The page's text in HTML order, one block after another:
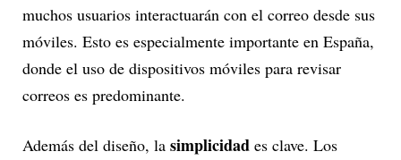
muchos usuarios interactuarán con el correo desde sus
móviles. Esto es especialmente importante en España,
donde el uso de dispositivos móviles para revisar
correos es predominante.
Además del diseño, la simplicidad es clave. Los